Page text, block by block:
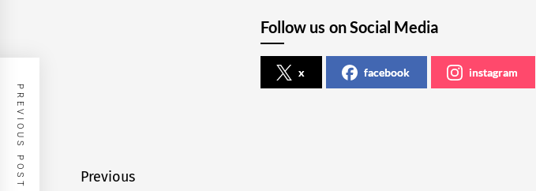
Follow us on Social Media
x facebook instagram
Navegación
Previous
PREVIOUS POST